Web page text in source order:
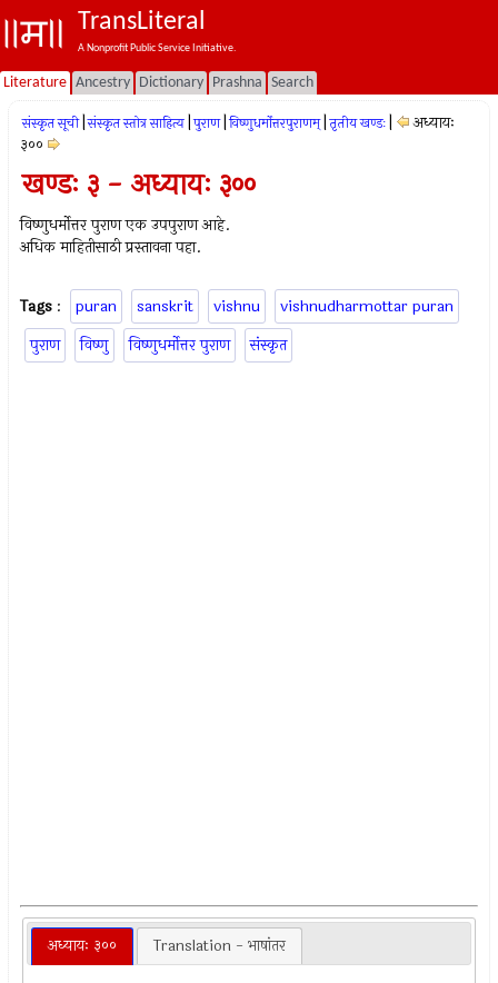
TransLiteral
A Nonprofit Public Service Initiative.
Literature Ancestry Dictionary Prashna Search
संस्कृत सूची संस्कृत स्तोत्र साहित्य पुराण विष्णुधर्मोत्तरपुराणम् तृतीय खण्डः
अध्यायः
३००
खण्डः ३ - अध्यायः ३००
विष्णुधर्मोत्तर पुराण एक उपपुराण आहे.
अधिक माहितीसाठी प्रस्तावना पहा.
Tags : puran sanskrit vishnu
vishnudharmottar puran
पुराण
विष्णु विष्णुधर्मोत्तर पुराण संस्कृत
अध्यायः ३०० Translation - भाषांतर